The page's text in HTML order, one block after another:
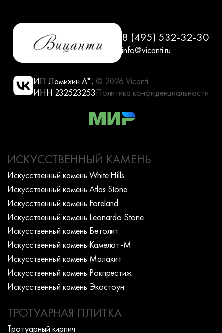
8 (495) 532-32-30
info@vicanti.ru
ИП Ломихин А*.
ИНН 232523253
© 2026 Vicanti
Политика конфиденциальности
ИСКУССТВЕННЫЙ КАМЕНЬ
Искусcтвенный камень White Hills
Искусcтвенный камень Atlas Stone
Искусcтвенный камень Foreland
Искусcтвенный камень Leonardo Stone
Искусcтвенный камень Бетолит
Искусcтвенный камень Камелот-М
Искусcтвенный камень Малахит
Искусcтвенный камень Рокпрестиж
Искусcтвенный камень Экостоун
ТРОТУАРНАЯ ПЛИТКА
Тротуарный кирпич